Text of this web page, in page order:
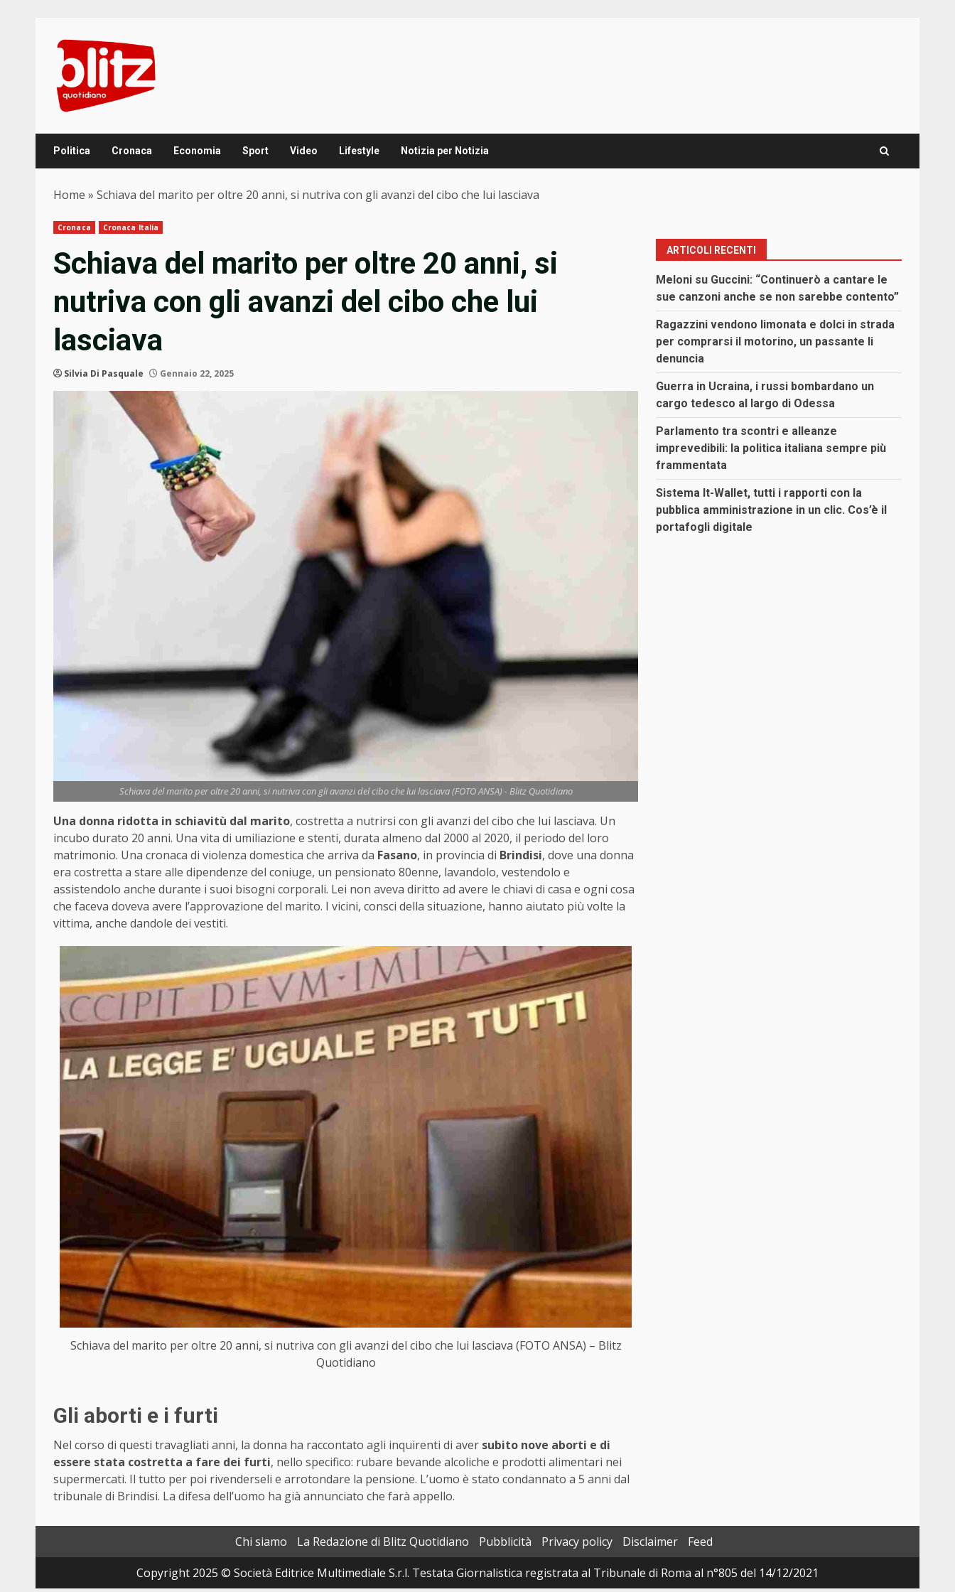
content
Politica Cronaca Economia Sport Video Lifestyle Notizia per Notizia
Home » Schiava del marito per oltre 20 anni, si nutriva con gli avanzi del cibo che lui lasciava
Cronaca Cronaca Italia
Schiava del marito per oltre 20 anni, si
nutriva con gli avanzi del cibo che lui
lasciava
Silvia Di Pasquale Gennaio 22, 2025
Schiava del marito per oltre 20 anni, si nutriva con gli avanzi del cibo che lui lasciava (FOTO ANSA) - Blitz Quotidiano
Una donna ridotta in schiavitù dal marito, costretta a nutrirsi con gli avanzi del cibo che lui lasciava. Un
incubo durato 20 anni. Una vita di umiliazione e stenti, durata almeno dal 2000 al 2020, il periodo del loro
matrimonio. Una cronaca di violenza domestica che arriva da Fasano, in provincia di Brindisi, dove una donna
era costretta a stare alle dipendenze del coniuge, un pensionato 80enne, lavandolo, vestendolo e
assistendolo anche durante i suoi bisogni corporali. Lei non aveva diritto ad avere le chiavi di casa e ogni cosa
che faceva doveva avere l’approvazione del marito. I vicini, consci della situazione, hanno aiutato più volte la
vittima, anche dandole dei vestiti.
Schiava del marito per oltre 20 anni, si nutriva con gli avanzi del cibo che lui lasciava (FOTO ANSA) – Blitz
Quotidiano
Gli aborti e i furti
Nel corso di questi travagliati anni, la donna ha raccontato agli inquirenti di aver subito nove aborti e di
essere stata costretta a fare dei furti, nello specifico: rubare bevande alcoliche e prodotti alimentari nei
supermercati. Il tutto per poi rivenderseli e arrotondare la pensione. L’uomo è stato condannato a 5 anni dal
tribunale di Brindisi. La difesa dell’uomo ha già annunciato che farà appello.
ARTICOLI RECENTI
Meloni su Guccini: “Continuerò a cantare le
sue canzoni anche se non sarebbe contento”
Ragazzini vendono limonata e dolci in strada
per comprarsi il motorino, un passante li
denuncia
Guerra in Ucraina, i russi bombardano un
cargo tedesco al largo di Odessa
Parlamento tra scontri e alleanze
imprevedibili: la politica italiana sempre più
frammentata
Sistema It-Wallet, tutti i rapporti con la
pubblica amministrazione in un clic. Cos’è il
portafogli digitale
Chi siamo La Redazione di Blitz Quotidiano Pubblicità Privacy policy Disclaimer
Feed
Copyright 2025 © Società Editrice Multimediale S.r.l. Testata Giornalistica registrata al Tribunale di Roma al n°805 del 14/12/2021